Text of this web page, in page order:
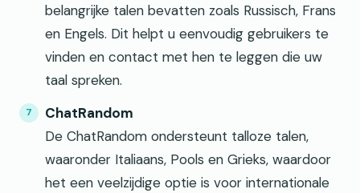
belangrijke talen bevatten zoals Russisch, Frans
en Engels. Dit helpt u eenvoudig gebruikers te
vinden en contact met hen te leggen die uw
taal spreken.
ChatRandom
De ChatRandom ondersteunt talloze talen,
waaronder Italiaans, Pools en Grieks, waardoor
het een veelzijdige optie is voor internationale